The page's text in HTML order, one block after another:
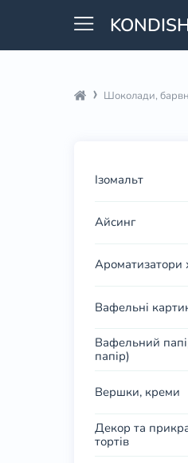
Шоколади,
Ізомальт
Айсинг
Ароматизатори
Вафельні
Вафельний
папір)
Вершки, креми
Декор та
тортів